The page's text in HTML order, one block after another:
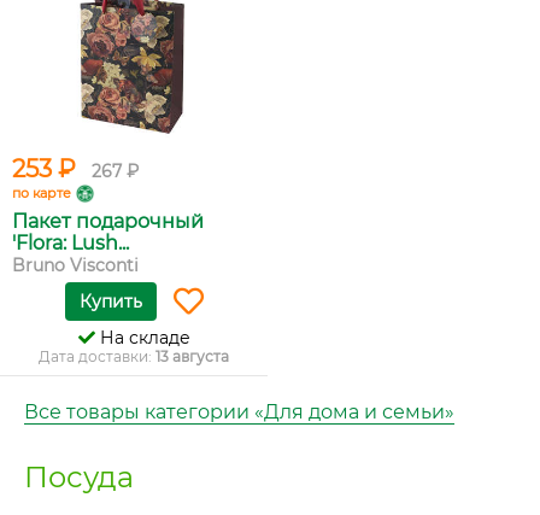
253 ₽ 267 ₽
по карте
Пакет подарочный
'Flora: Lush...
Bruno Visconti
Купить
На складе
Дата доставки: 13 августа
Все товары категории «Для дома и семьи»
Посуда